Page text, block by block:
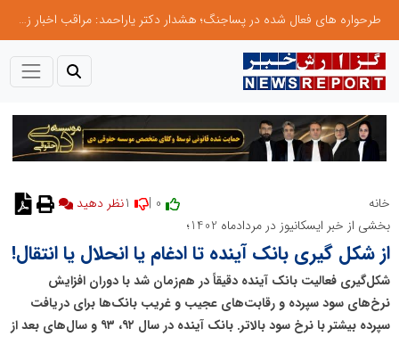
طرحواره های فعال شده در پساجنگ؛ هشدار دکتر یاراحمد: مراقب اخبار زرد و واکنش های هیجانی باشید
خانه
نظر دهید
بخشی از خبر ایسکانیوز در مردادماه 1402؛
از شکل گیری بانک آینده تا ادغام یا انحلال یا انتقال!
شکل‌گیری فعالیت بانک آینده دقیقاً در هم‌زمان شد با دوران افزایش
نرخ‌های سود سپرده و رقابت‌های عجیب و غریب بانک‌ها برای دریافت
سپرده بیشتر با نرخ سود بالاتر. بانک آینده در سال ۹۲، ۹۳ و سال‌های بعد از